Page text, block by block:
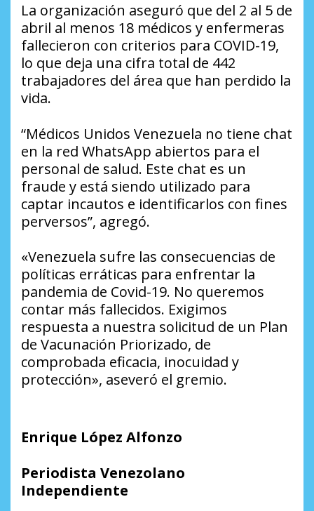
La organización aseguró que del 2 al 5 de
abril al menos 18 médicos y enfermeras
fallecieron con criterios para COVID-19,
lo que deja una cifra total de 442
trabajadores del área que han perdido la
vida.
“Médicos Unidos Venezuela no tiene chat
en la red WhatsApp abiertos para el
personal de salud. Este chat es un
fraude y está siendo utilizado para
captar incautos e identificarlos con fines
perversos”, agregó.
«Venezuela sufre las consecuencias de
políticas erráticas para enfrentar la
pandemia de Covid-19. No queremos
contar más fallecidos. Exigimos
respuesta a nuestra solicitud de un Plan
de Vacunación Priorizado, de
comprobada eficacia, inocuidad y
protección», aseveró el gremio.
Enrique López Alfonzo
Periodista Venezolano
Independiente